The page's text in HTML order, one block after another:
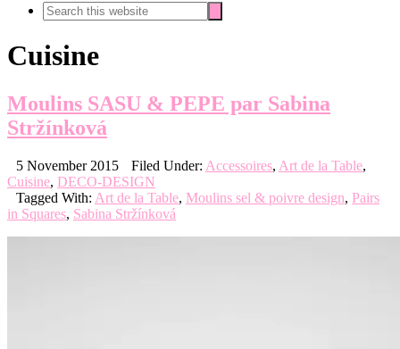
Search
this
Cuisine
Moulins SASU & PEPE par Sabina
Stržínková
5 November 2015 Filed Under: Accessoires, Art de la Table,
Cuisine, DECO-DESIGN
Tagged With: Art de la Table, Moulins sel & poivre design, Pairs
in Squares, Sabina Stržínková